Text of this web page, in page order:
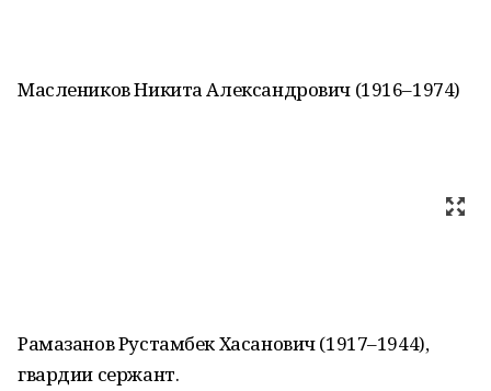
Маслеников Никита Александрович (1916–1974)
Рамазанов Рустамбек Хасанович (1917–1944),
гвардии сержант.